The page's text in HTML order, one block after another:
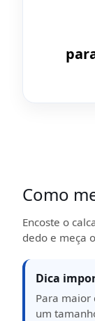
Como
Encoste o
dedo e meça
Dica
Para maior
um